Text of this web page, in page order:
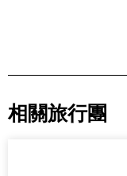
相關旅行團